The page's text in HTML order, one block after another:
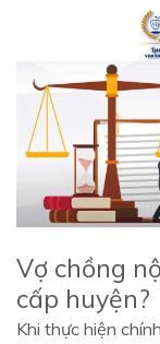
Vợ chồng
cấp huyện?
Khi thực hiện